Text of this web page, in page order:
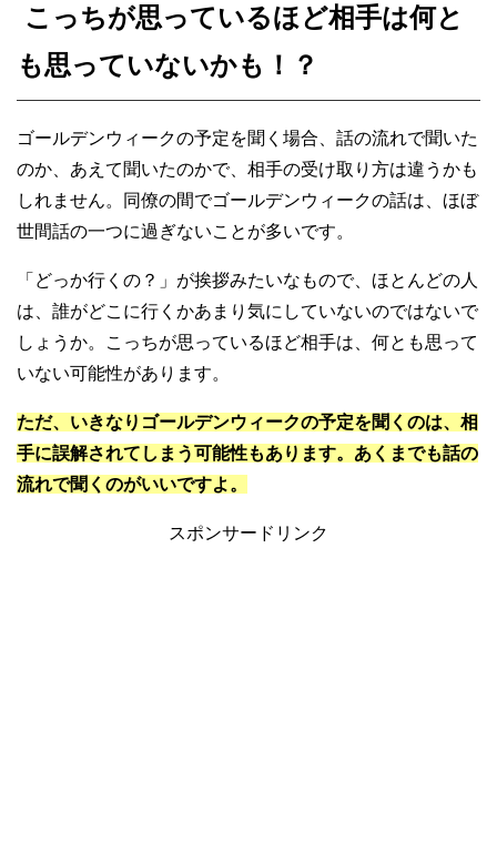
こっちが思っているほど相手は何と
も思っていないかも！？
ゴールデンウィークの予定を聞く場合、話の流れで聞いた
のか、あえて聞いたのかで、相手の受け取り方は違うかも
しれません。同僚の間でゴールデンウィークの話は、ほぼ
世間話の一つに過ぎないことが多いです。
「どっか行くの？」が挨拶みたいなもので、ほとんどの人
は、誰がどこに行くかあまり気にしていないのではないで
しょうか。こっちが思っているほど相手は、何とも思って
いない可能性があります。
ただ、いきなりゴールデンウィークの予定を聞くのは、相
手に誤解されてしまう可能性もあります。あくまでも話の
流れで聞くのがいいですよ。
スポンサードリンク